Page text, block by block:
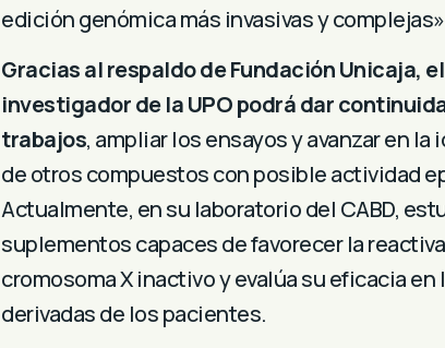
edición genómica más invasivas y
Gracias al respaldo de Fundación Unicaja,
investigador de la UPO podrá dar
trabajos, ampliar los ensayos y avanzar en
de otros compuestos con posible actividad
Actualmente, en su laboratorio del CABD,
suplementos capaces de favorecer la
cromosoma X inactivo y evalúa su eficacia en
derivadas de los pacientes.